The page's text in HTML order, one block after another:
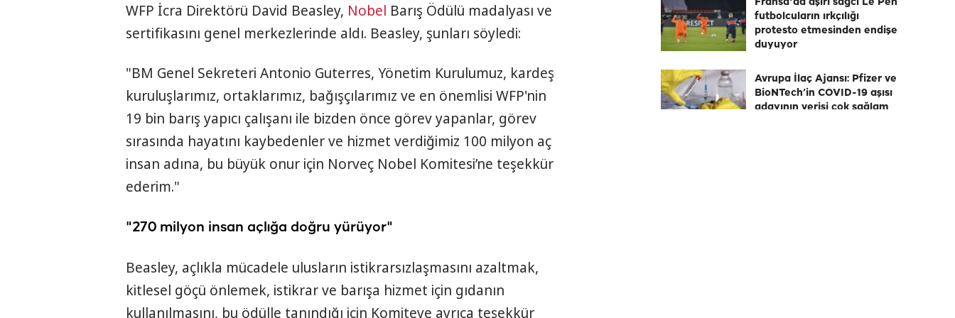
WFP İcra Direktörü David Beasley, Nobel Barış Ödülü madalyası ve
sertifikasını genel merkezlerinde aldı. Beasley, şunları söyledi:
"BM Genel Sekreteri Antonio Guterres, Yönetim Kurulumuz, kardeş
kuruluşlarımız, ortaklarımız, bağışçılarımız ve en önemlisi WFP'nin
19 bin barış yapıcı çalışanı ile bizden önce görev yapanlar, görev
sırasında hayatını kaybedenler ve hizmet verdiğimiz 100 milyon aç
insan adına, bu büyük onur için Norveç Nobel Komitesi’ne teşekkür
ederim."
"270 milyon insan açlığa doğru yürüyor"
Beasley, açlıkla mücadele ulusların istikrarsızlaşmasını azaltmak,
kitlesel göçü önlemek, istikrar ve barışa hizmet için gıdanın
kullanılmasını, bu ödülle tanındığı için Komiteye ayrıca teşekkür
Fransa'da aşırı sağcı Le Pen
futbolcuların ırkçılığı
protesto etmesinden endişe
duyuyor
Avrupa İlaç Ajansı: Pfizer ve
BioNTech’in COVID-19 aşısı
adayının verisi çok sağlam